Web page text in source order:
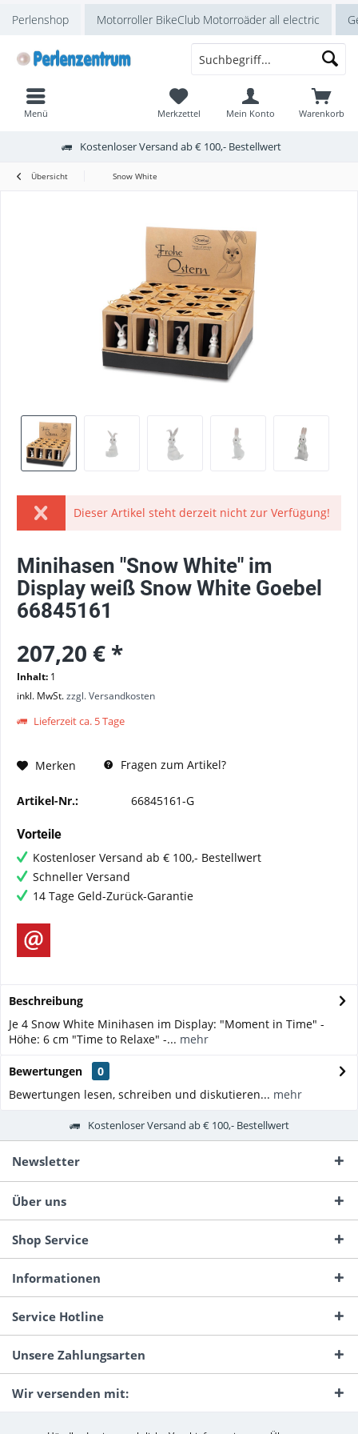
Perlenshop Motorroller BikeClub Motorroäder all electric
Kostenloser Versand ab € 100,- Bestellwert
Warenkorb
Merkzettel Mein Konto
Menü
Übersicht Snow White
Dieser Artikel steht derzeit nicht zur Verfügung!
Minihasen "Snow White" im
Display weiß Snow White Goebel
66845161
207,20 € *
Inhalt: 1
inkl. MwSt.zzgl. Versandkosten
Lieferzeit ca. 5 Tage
Merken Fragen zum Artikel?
Artikel-Nr.: 66845161-G
Vorteile
Kostenloser Versand ab € 100,- Bestellwert
Schneller Versand
14 Tage Geld-Zurück-Garantie
Beschreibung
Je 4 Snow White Minihasen im Display: "Moment in Time" -
Höhe: 6 cm "Time to Relaxe" -... mehr
Bewertungen
0
Bewertungen lesen, schreiben und diskutieren... mehr
Kostenloser Versand ab € 100,- Bestellwert
Newsletter
Über uns
Shop Service
Informationen
Service Hotline
Unsere Zahlungsarten
Wir versenden mit: